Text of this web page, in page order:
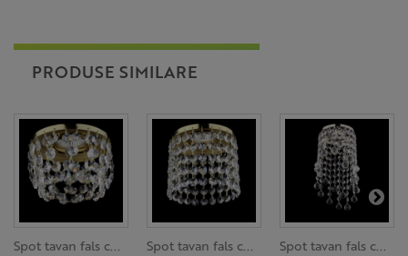
PRODUSE SIMILARE
Spot tavan fals c... Spot tavan fals c... Spot tavan fals c...